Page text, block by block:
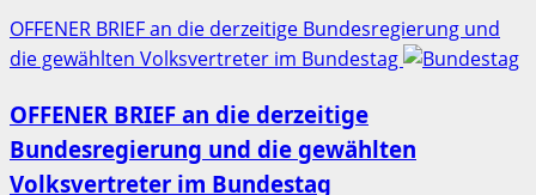
OFFENER BRIEF an die derzeitige Bundesregierung und
die gewählten Volksvertreter im Bundestag
OFFENER BRIEF an die derzeitige
Bundesregierung und die gewählten
Volksvertreter im Bundestag